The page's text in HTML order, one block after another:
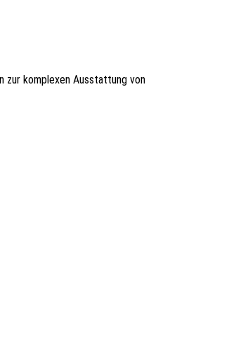
zur komplexen Ausstattung von